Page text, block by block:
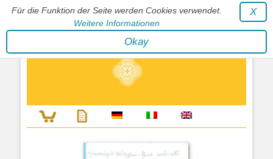
Für die Funktion der Seite werden Cookies verwendet.
Weitere Informationen
X
Okay
Stephan Wunderlich Verlag
Literatur zur Förderung der Gestaltfähigkeit des Lebens